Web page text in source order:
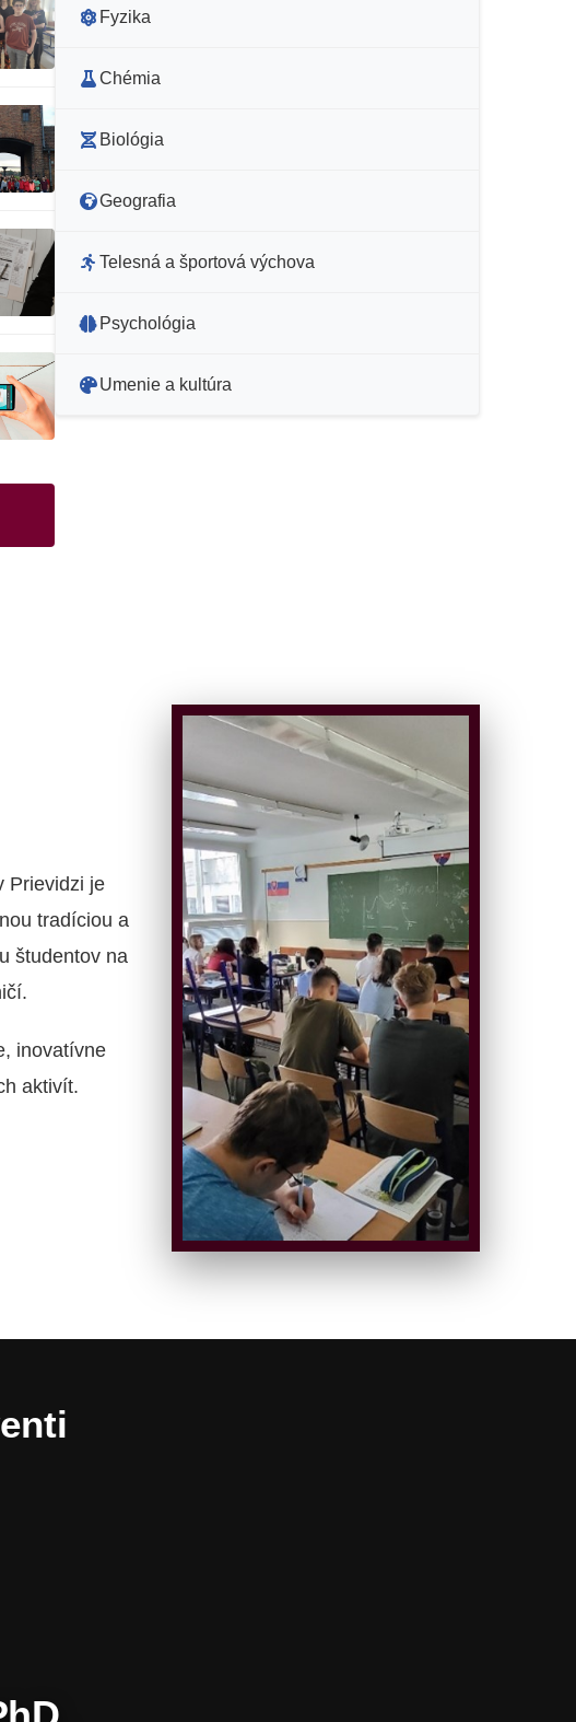
Fyzika
Chémia
Biológia
Geografia
Telesná a športová výchova
Psychológia
Umenie a kultúra
Prievidzi je
tradíciou a
študentov na
inovatívne
aktivít.